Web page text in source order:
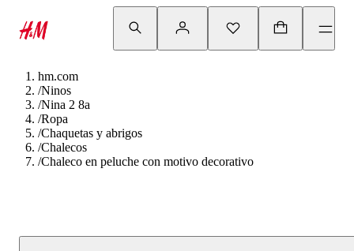
hm.com
/Ninos
/Nina 2 8a
/Ropa
/Chaquetas y abrigos
/Chalecos
/Chaleco en peluche con motivo decorativo